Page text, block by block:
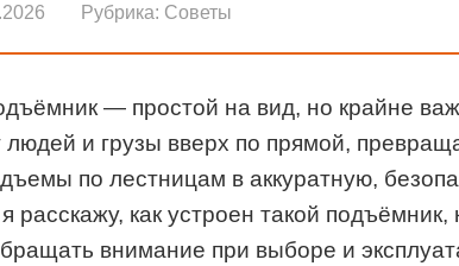
Рубрика: Советы
— простой на вид, но крайне
и грузы вверх по прямой,
по лестницам в аккуратную,
расскажу, как устроен такой
внимание при выборе и